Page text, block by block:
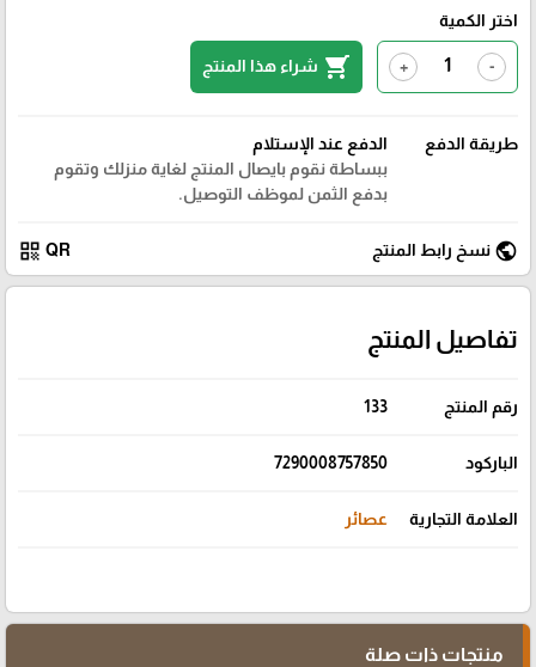
اختر الكمية
-
+
shopping_cart شراء هذا المنتج
طريقة الدفع
الدفع عند الإستلام
ببساطة نقوم بايصال المنتج لغاية منزلك وتقوم
بدفع الثمن لموظف التوصيل.
public نسخ رابط المنتج QR
qr_code
تفاصيل المنتج
رقم المنتج 133
الباركود 7290008757850
العلامة التجارية عصائر
منتجات ذات صلة